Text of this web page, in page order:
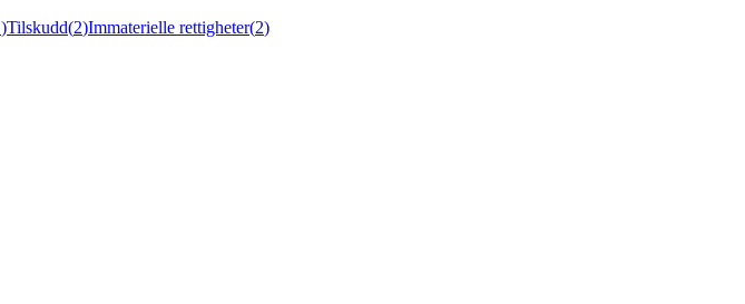
)Tilskudd(2)Immaterielle rettigheter(2)